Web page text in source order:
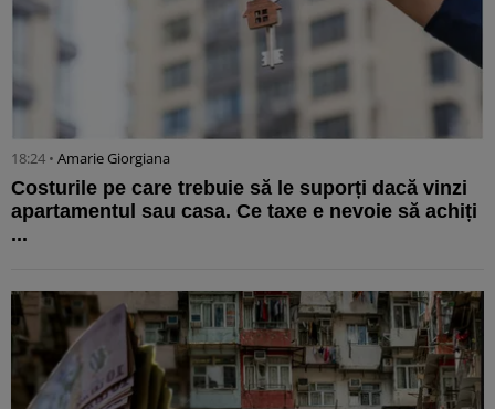
18:24 • Amarie Giorgiana
Costurile pe care trebuie să le suporți dacă vinzi
apartamentul sau casa. Ce taxe e nevoie să achiți
...